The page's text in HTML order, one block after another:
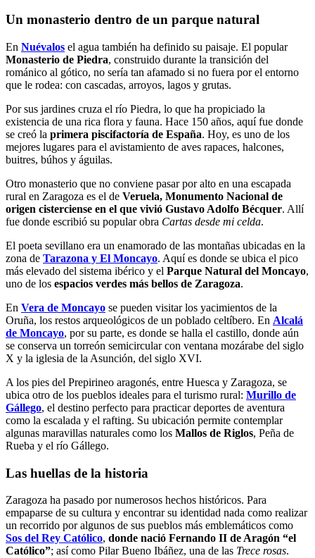
Un monasterio dentro de un parque natural
En Nuévalos el agua también ha definido su paisaje. El popular
Monasterio de Piedra, construido durante la transición del
románico al gótico, no sería tan afamado si no fuera por el entorno
que le rodea: con cascadas, arroyos, lagos y grutas.
Por sus jardines cruza el río Piedra, lo que ha propiciado la
existencia de una rica flora y fauna. Hace 150 años, aquí fue donde
se creó la primera piscifactoría de España. Hoy, es uno de los
mejores lugares para el avistamiento de aves rapaces, halcones,
buitres, búhos y águilas.
Otro monasterio que no conviene pasar por alto en una escapada
rural en Zaragoza es el de Veruela, Monumento Nacional de
origen cisterciense en el que vivió Gustavo Adolfo Bécquer. Allí
fue donde escribió su popular obra Cartas desde mi celda.
El poeta sevillano era un enamorado de las montañas ubicadas en la
zona de Tarazona y El Moncayo. Aquí es donde se ubica el pico
más elevado del sistema ibérico y el Parque Natural del Moncayo,
uno de los espacios verdes más bellos de Zaragoza.
En Vera de Moncayo se pueden visitar los yacimientos de la
Oruña, los restos arqueológicos de un poblado celtíbero. En Alcalá
de Moncayo, por su parte, es donde se halla el castillo, donde aún
se conserva un torreón semicircular con ventana mozárabe del siglo
X y la iglesia de la Asunción, del siglo XVI.
A los pies del Prepirineo aragonés, entre Huesca y Zaragoza, se
ubica otro de los pueblos ideales para el turismo rural: Murillo de
Gállego, el destino perfecto para practicar deportes de aventura
como la escalada y el rafting. Su ubicación permite contemplar
algunas maravillas naturales como los Mallos de Riglos, Peña de
Rueba y el río Gállego.
Las huellas de la historia
Zaragoza ha pasado por numerosos hechos históricos. Para
empaparse de su cultura y encontrar su identidad nada como realizar
un recorrido por algunos de sus pueblos más emblemáticos como
Sos del Rey Católico, donde nació Fernando II de Aragón “el
Católico”; así como Pilar Bueno Ibáñez, una de las Trece rosas.